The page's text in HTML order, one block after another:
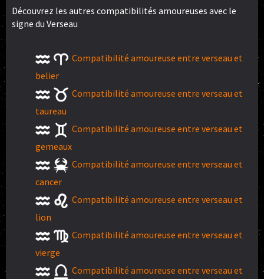
Découvrez les autres compatibilités amoureuses avec le
signe du Verseau
Compatibilité amoureuse entre verseau et
belier
Compatibilité amoureuse entre verseau et
taureau
Compatibilité amoureuse entre verseau et
gemeaux
Compatibilité amoureuse entre verseau et
cancer
Compatibilité amoureuse entre verseau et
lion
Compatibilité amoureuse entre verseau et
vierge
Compatibilité amoureuse entre verseau et